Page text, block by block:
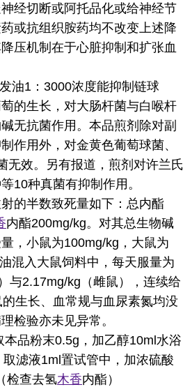
经切断或阿托品化或给神经节
或抗组织胺药均不改变上述降
压机制在于心脏抑制和扩张血
油1：3000浓度能抑制链球
的生长，对大肠杆菌与白喉杆
无抗菌作用。本品煎剂除对副
作用外，对金黄色葡萄球菌、
无效。另有报道，煎剂对许兰氏
10种真菌有抑制作用。
的半数致死量如下：总内酯
内酯200mg/kg。对其总生物碱
，小鼠为100mg/kg，大鼠为
混入大鼠饲料中，每天服量为
与2.17mg/kg（雌鼠），连续给
生长、血常规与血尿素氮均没
检验亦未见异常。
本品粉末0.5g，加乙醇10ml水浴
滤液1ml置试管中，加浓硫酸
检查去氢木香内酯）